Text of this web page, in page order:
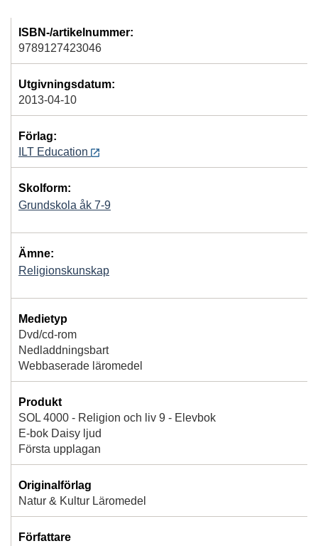
ISBN-/artikelnummer:
9789127423046
Utgivningsdatum:
2013-04-10
Förlag:
ILT Education
Skolform:
Grundskola åk 7-9
Ämne:
Religionskunskap
Medietyp
Dvd/cd-rom
Nedladdningsbart
Webbaserade läromedel
Produkt
SOL 4000 - Religion och liv 9 - Elevbok
E-bok Daisy ljud
Första upplagan
Originalförlag
Natur & Kultur Läromedel
Författare